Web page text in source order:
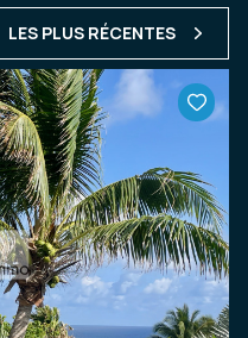
LES PLUS RÉCENTES